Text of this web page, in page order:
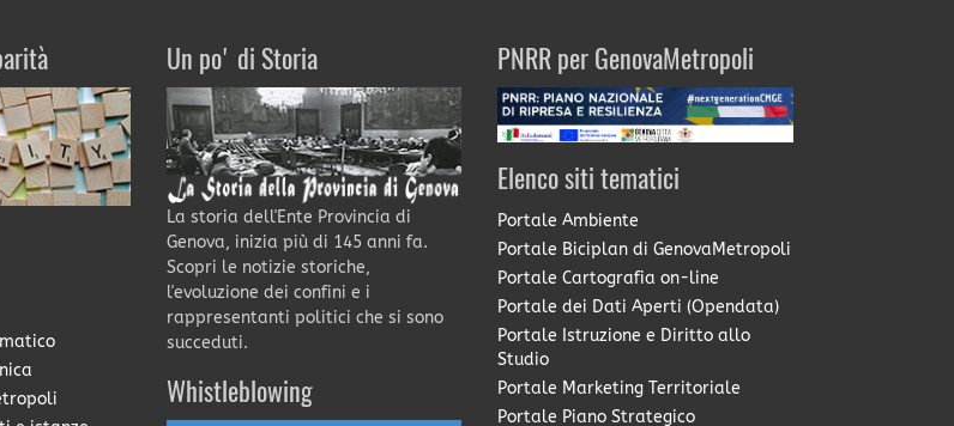
Un po' di Storia
La storia dell'Ente Provincia di
Genova, inizia più di 145 anni fa.
Scopri le notizie storiche,
l'evoluzione dei confini e i
rappresentanti politici che si sono
succeduti.
Whistleblowing
PNRR per GenovaMetropoli
Elenco siti tematici
Portale Ambiente
Portale Biciplan di GenovaMetropoli
Portale Cartografia on-line
Portale dei Dati Aperti (Opendata)
Portale Istruzione e Diritto allo
Studio
Portale Marketing Territoriale
Portale Piano Strategico